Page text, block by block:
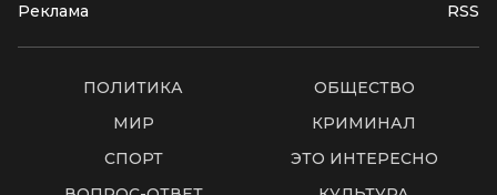
Реклама RSS
ПОЛИТИКА
ОБЩЕСТВО
МИР
КРИМИНАЛ
СПОРТ
ЭТО ИНТЕРЕСНО